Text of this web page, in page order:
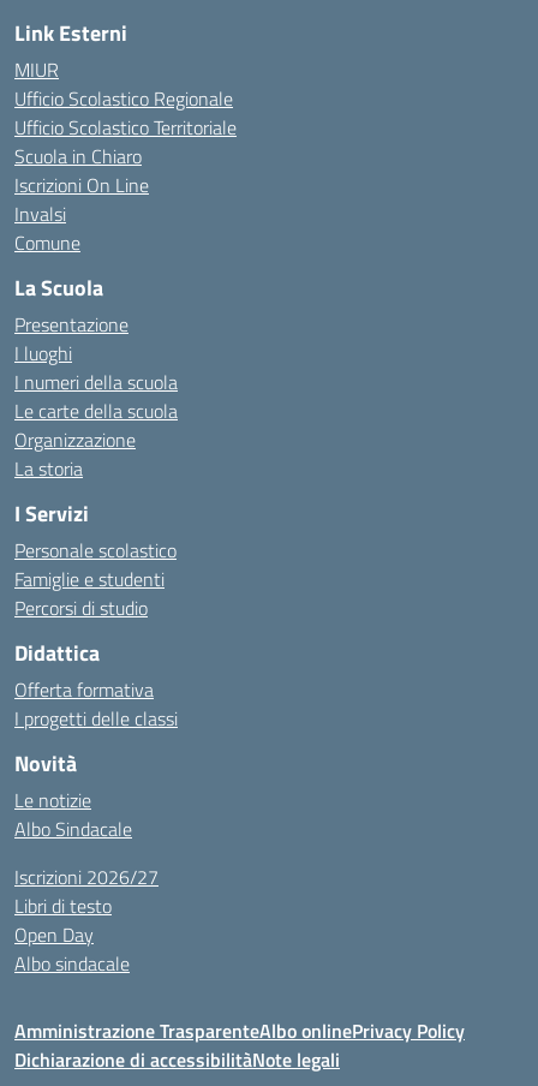
Link Esterni
MIUR
Ufficio Scolastico Regionale
Ufficio Scolastico Territoriale
Scuola in Chiaro
Iscrizioni On Line
Invalsi
Comune
La Scuola
Presentazione
I luoghi
I numeri della scuola
Le carte della scuola
Organizzazione
La storia
I Servizi
Personale scolastico
Famiglie e studenti
Percorsi di studio
Didattica
Offerta formativa
I progetti delle classi
Novità
Le notizie
Albo Sindacale
Iscrizioni 2026/27
Libri di testo
Open Day
Albo sindacale
Amministrazione TrasparenteAlbo onlinePrivacy Policy
Dichiarazione di accessibilitàNote legali